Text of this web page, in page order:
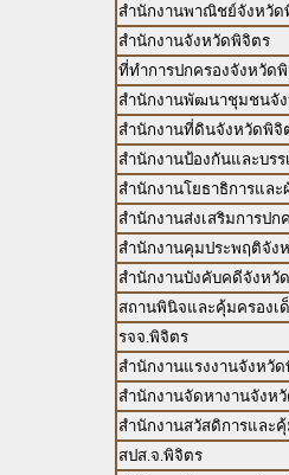
สำนักงานพาณิชย์จังหวัด
สำนักงานจังหวัดพิจิตร
ที่ทำการปกครองจังหวัด
สำนักงานพัฒนาชุมชนจั
สำนักงานที่ดินจังหวัดพิจิ
สำนักงานป้องกันและบร
สำนักงานโยธาธิการแล
สำนักงานส่งเสริมการป
สำนักงานคุมประพฤติจัง
สำนักงานบังคับคดีจังหวั
สถานพินิจและคุ้มครองเ
รจจ.พิจิตร
สำนักงานแรงงานจังหวั
สำนักงานจัดหางานจังห
สำนักงานสวัสดิการและ
สปส.จ.พิจิตร